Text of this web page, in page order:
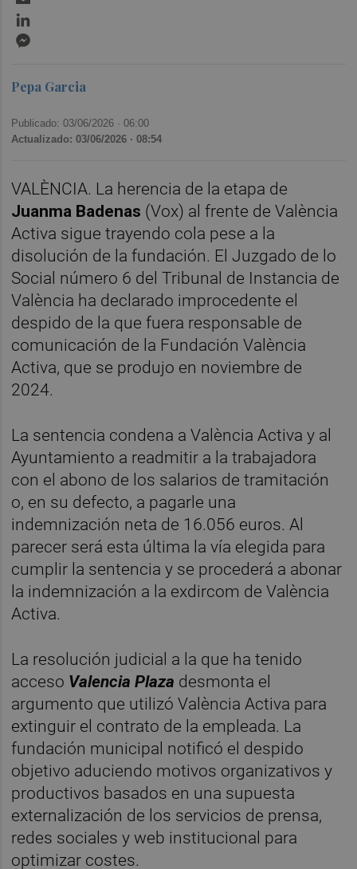
Pepa Garcia
Publicado: 03/06/2026 ·06:00
Actualizado: 03/06/2026 · 08:54
VALÈNCIA. La herencia de la etapa de
Juanma Badenas (Vox) al frente de València
Activa sigue trayendo cola pese a la
disolución de la fundación. El Juzgado de lo
Social número 6 del Tribunal de Instancia de
València ha declarado improcedente el
despido de la que fuera responsable de
comunicación de la Fundación València
Activa, que se produjo en noviembre de
2024.
La sentencia condena a València Activa y al
Ayuntamiento a readmitir a la trabajadora
con el abono de los salarios de tramitación
o, en su defecto, a pagarle una
indemnización neta de 16.056 euros. Al
parecer será esta última la vía elegida para
cumplir la sentencia y se procederá a abonar
la indemnización a la exdircom de València
Activa.
La resolución judicial a la que ha tenido
acceso Valencia Plaza desmonta el
argumento que utilizó València Activa para
extinguir el contrato de la empleada. La
fundación municipal notificó el despido
objetivo aduciendo motivos organizativos y
productivos basados en una supuesta
externalización de los servicios de prensa,
redes sociales y web institucional para
optimizar costes.